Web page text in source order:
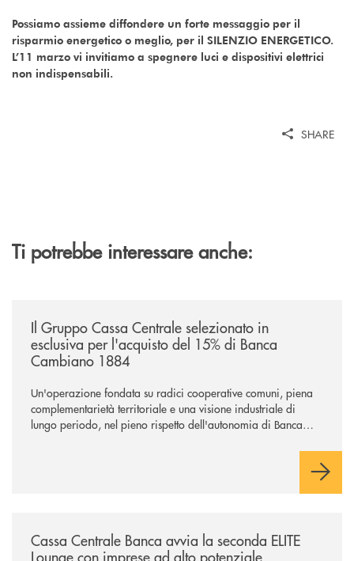
Possiamo assieme diffondere un forte messaggio per il
risparmio energetico o meglio, per il SILENZIO ENERGETICO.
L’11 marzo vi invitiamo a spegnere luci e dispositivi elettrici
non indispensabili.
SHARE
Ti potrebbe interessare anche:
Il Gruppo Cassa Centrale selezionato in
esclusiva per l'acquisto del 15% di Banca
Cambiano 1884
Un'operazione fondata su radici cooperative comuni, piena
complementarietà territoriale e una visione industriale di
lungo periodo, nel pieno rispetto dell'autonomia di Banca
negoziazione esclusiva per la finalizzazione dell’operazione.
Cassa Centrale Banca avvia la seconda ELITE
Lounge con imprese ad alto potenziale